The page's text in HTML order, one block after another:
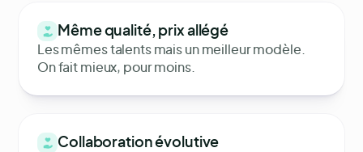
Même qualité, prix allégé
Les mêmes talents mais un meilleur modèle.
On fait mieux, pour moins.
Collaboration évolutive